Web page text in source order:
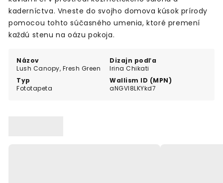
Názov
Lush Canopy, Fresh Green
Dizajn podľa
Irina Chikati
Typ
Fototapeta
Wallism ID (MPN)
aNGVl8LKYkd7
kaderníctva. Vneste do svojho domova kúsok prírody
pomocou tohto súčasného umenia, ktoré premení
každú stenu na oázu pokoja.